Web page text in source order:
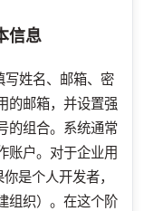
信息
写姓名、邮箱、密
的邮箱，并设置强
的组合。系统通常
账户。对于企业用
是个人开发者，
组织）。在这个阶